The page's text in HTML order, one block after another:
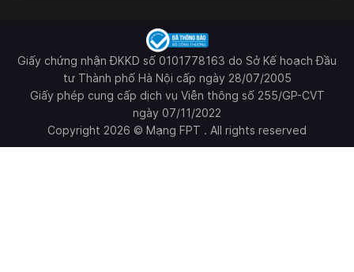
Giấy chứng nhận ĐKKD số 0101778163 do Sở Kế hoạch Đầu
tư Thành phố Hà Nội cấp ngày 28/07/2005
Giấy phép cung cấp dịch vụ Viễn thông số 255/GP-CVT
ngày 07/11/2022
Copyright 2026 © Mạng FPT . All rights reserved